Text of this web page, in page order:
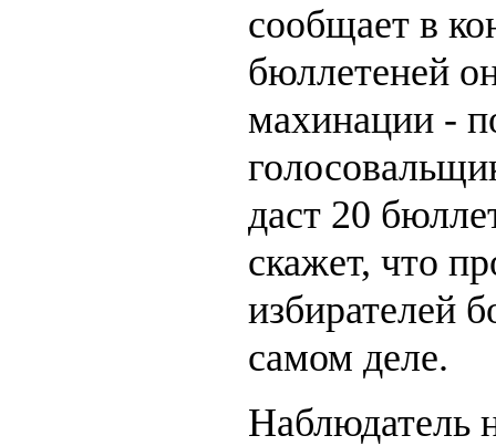
сообщает в
бюллетеней
махинации -
даст 20
скажет, что
избирателей
самом деле.
Наблюдатель